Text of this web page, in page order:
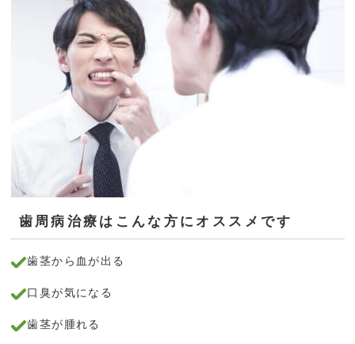
歯周病治療はこんな方にオススメです
歯茎から血が出る
口臭が気になる
歯茎が腫れる